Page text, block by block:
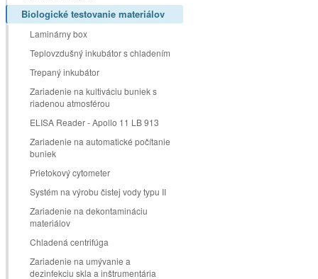
Biologické testovanie materiálov
Laminárny box
Teplovzdušný inkubátor s chladením
Trepaný inkubátor
Zariadenie na kultiváciu buniek s
riadenou atmosférou
ELISA Reader - Apollo 11 LB 913
Zariadenie na automatické počítanie
buniek
Prietokový cytometer
Systém na výrobu čistej vody typu II
Zariadenie na dekontamináciu
materiálov
Chladená centrifúga
Zariadenie na umývanie a
dezinfekciu skla a inštrumentária